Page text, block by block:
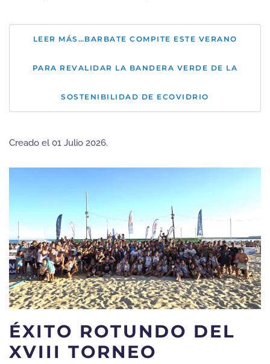
LEER MÁS…BARBATE COMPITE ESTE VERANO
PARA REVALIDAR LA BANDERA VERDE DE LA
SOSTENIBILIDAD DE ECOVIDRIO
Creado el01 Julio 2026.
ÉXITO ROTUNDO DEL
XVIII TORNEO